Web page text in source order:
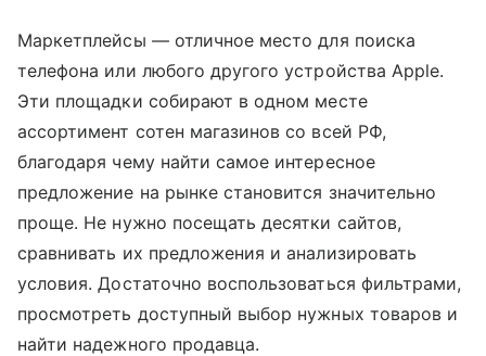
Маркетплейсы — отличное место для поиска
телефона или любого другого устройства Apple.
Эти площадки собирают в одном месте
ассортимент сотен магазинов со всей РФ,
благодаря чему найти самое интересное
предложение на рынке становится значительно
проще. Не нужно посещать десятки сайтов,
сравнивать их предложения и анализировать
условия. Достаточно воспользоваться фильтрами,
просмотреть доступный выбор нужных товаров и
найти надежного продавца.